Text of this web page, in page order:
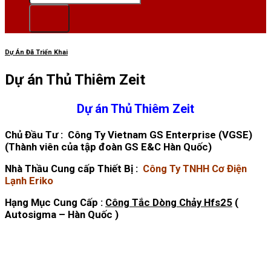
Dự Án Đã Triển Khai
Dự án Thủ Thiêm Zeit
Dự án Thủ Thiêm Zeit
Chủ Đầu Tư : Công Ty Vietnam GS Enterprise (VGSE)
(Thành viên của tập đoàn GS E&C Hàn Quốc)
Nhà Thầu Cung cấp Thiết Bị : Công Ty TNHH Cơ Điện
Lạnh Eriko
Hạng Mục Cung Cấp : Công Tắc Dòng Chảy Hfs25 (
Autosigma – Hàn Quốc )